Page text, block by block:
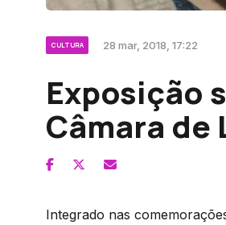
CULTURA 28 mar, 2018, 17:22
Exposição
Câmara de
Integrado nas